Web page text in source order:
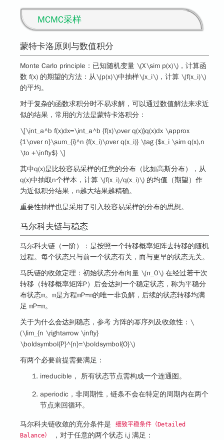
MCMC采样
蒙特卡洛原则与数值积分
Monte Carlo principle：已知随机变量 \(X\sim p(x)\) ，计算函
数 f(x) 的期望的方法：从\(p(x)\)中抽样\(x_i\) ，计算 \(f(x_i)\)
的平均。
对于复杂的函数求积分时不易求解，可以通过数值解法来求近
似的结果，常用的方法是蒙特卡洛积分：
\[\int_a^b f(x)dx=\int_a^b {f(x)\over q(x)}q(x)dx \approx
{1\over n}\sum_{i}^n {f(x_i)\over q(x_i)} \tag {$x_i \sim q(x),n
\to +\infty$} \]
其中q(x)是比较容易采样的任意的分布（比如高斯分布），从
q(x)中抽取n个样本，计算 \(f(x_i)/q(x_i)\) 的均值（期望）作
为近似积分结果，n越大结果越精确。
重要性抽样也是采用了引入较容易采样的分布的思想。
马尔科夫链与稳态
马尔科夫链（一阶）：是按照一个转移概率矩阵去转移的随机
过程。每个状态只与前一个状态有关，而与更早的状态无关。
马氏链的收敛定理 ：初始状态分布向量 \(π_0\) 在经过若干次
转移（转移概率矩阵P）后会达到一个稳定状态，称为平稳分
布状态π。π是方程πP=π的唯一非负解，后续的状态转移均满
足 πP=π。
关于为什么会达到稳态，参考 方阵的幂序列及收敛性 ： \
(\lim_{n \rightarrow \infty}
\boldsymbol{P}^{n}=\boldsymbol{O}\)
有两个必要前提需要满足：
irreducible， 所有状态节点需构成一个连通图。
aperiodic，非周期性，链条不会在特定的周期内在两个
节点来回循环。
马尔科夫链收敛的充分条件是
细致平稳条件（Detailed
Balance）
，对于任意的两个状态 i,j 满足：